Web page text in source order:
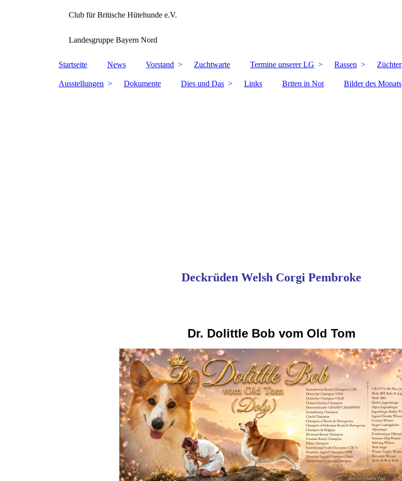
Club für Britische Hütehunde e.V.
Landesgruppe Bayern Nord
Startseite News Vorstand Zuchtwarte Termine unserer LG Rassen Züchter
Ausstellungen Dokumente Dies und Das Links Briten in Not Bilder des Monats
Deckrüden Welsh Corgi Pembroke
Dr. Dolittle Bob vom Old Tom